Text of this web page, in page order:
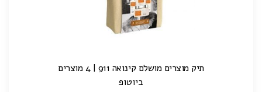
תיק מוצרים מושלם קינואה 911 | 4 מוצרים
ביוטופ